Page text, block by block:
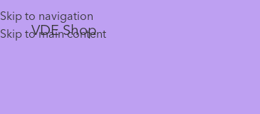
Skip to navigation
Skip to main content
VDE Shop